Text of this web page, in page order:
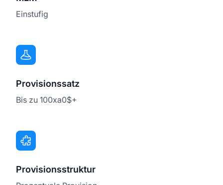
Einstufig
Provisionssatz
Bis zu 100xa0$+
Provisionsstruktur